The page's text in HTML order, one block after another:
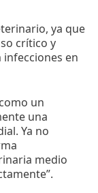
ya que
crítico y
infecciones en
un
una
Ya no
medio